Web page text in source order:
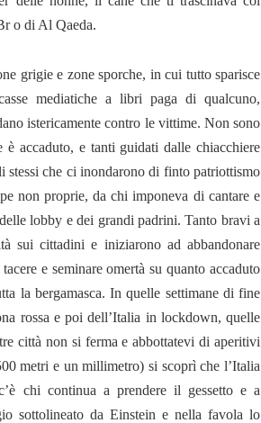
o di Al Qaeda.
grigie e zone sporche, in cui tutto sparisce
mediatiche a libri paga di qualcuno,
istericamente contro le vittime. Non sono
accaduto, e tanti guidati dalle chiacchiere
stessi che ci inondarono di finto patriottismo
non proprie, da chi imponeva di cantare e
lobby e dei grandi padrini. Tanto bravi a
sui cittadini e iniziarono ad abbandonare
e seminare omertà su quanto accaduto
la bergamasca. In quelle settimane di fine
rossa e poi dell’Italia in lockdown, quelle
città non si ferma e abbottatevi di aperitivi
metri e un millimetro) si scoprì che l’Italia
chi continua a prendere il gessetto e a
sottolineato da Einstein e nella favola lo